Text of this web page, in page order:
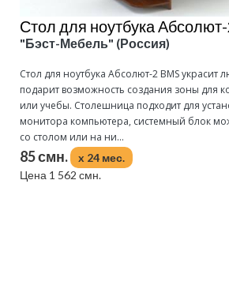
Стол для ноутбука
"Бэст-Мебель" (Россия)
Стол для ноутбука Абсолют-2 BMS украсит
подарит возможность создания зоны для
или учебы. Столешница подходит для
монитора компьютера, системный блок
со столом или на ни...
85 смн.
x 24 мес.
Цена 1 562 смн.